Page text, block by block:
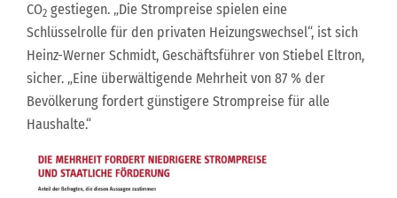
CO2 gestiegen. „Die Strompreise spielen eine
Schlüsselrolle für den privaten Heizungswechsel“, ist sich
Heinz-Werner Schmidt, Geschäftsführer von Stiebel Eltron,
sicher. „Eine überwältigende Mehrheit von 87 % der
Bevölkerung fordert günstigere Strompreise für alle
Haushalte.“